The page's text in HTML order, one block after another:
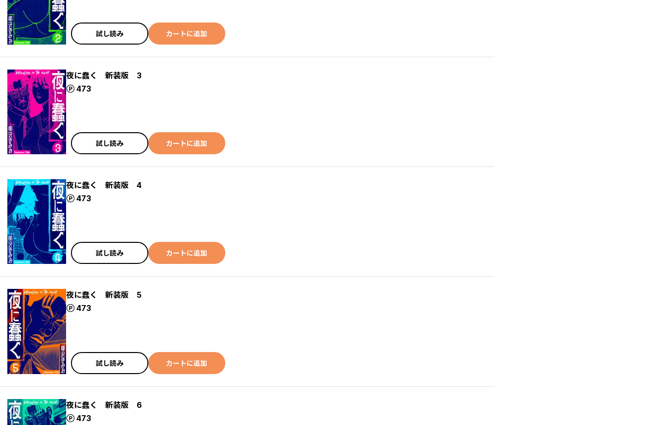
試し読み カートに追加
夜に蠢く 新装版 3
473
ポイント
試し読み カートに追加
夜に蠢く 新装版 4
473
ポイント
試し読み カートに追加
夜に蠢く 新装版 5
473
ポイント
試し読み カートに追加
夜に蠢く 新装版 6
473
ポイント